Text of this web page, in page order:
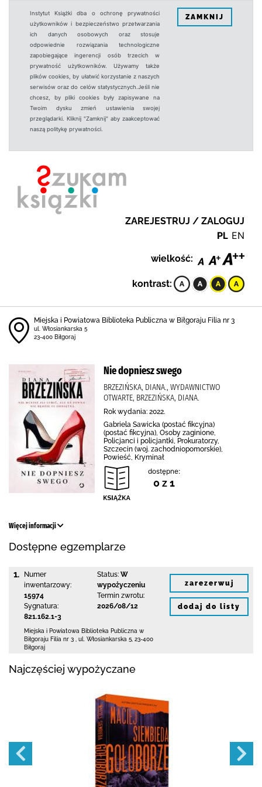
Instytut Książki dba o ochronę prywatności
użytkowników i bezpieczeństwo przetwarzania
ich danych osobowych oraz stosuje
odpowiednie rozwiązania technologiczne
zapobiegające ingerencji osób trzecich w
prywatność użytkowników. Używamy także
plików cookies, by ułatwić korzystanie z naszych
serwisów oraz do celów statystycznych.Jeśli nie
chcesz, by pliki cookies były zapisywane na
Twoim dysku zmień ustawienia swojej
przeglądarki. Kliknij "Zamknij" aby zaakceptować
naszą politykę prywatności.
ZAMKNIJ
ZAREJESTRUJ / ZALOGUJ
PL EN
wielkość:
kontrast:
Miejska i Powiatowa Biblioteka Publiczna w Biłgoraju Filia nr 3
ul. Włosiankarska 5
23-400 Biłgoraj
Nie dopniesz swego
BRZEZIŃSKA, DIANA., WYDAWNICTWO
OTWARTE, BRZEZIŃSKA, DIANA.
Rok wydania: 2022.
Gabriela Sawicka (postać fikcyjna)
(postać fikcyjna), Osoby zaginione,
Policjanci i policjantki, Prokuratorzy,
Szczecin (woj. zachodniopomorskie),
Powieść, Kryminał
dostępne:
0 z 1
Więcej informacji
Dostępne egzemplarze
1.
Numer
inwentarzowy:
15974
Sygnatura:
821.162.1-3
Status: W
wypożyczeniu
Termin zwrotu:
2026/08/12
Miejska i Powiatowa Biblioteka Publiczna w
Biłgoraju Filia nr 3
ul. Włosiankarska 5 23-400
Biłgoraj
zarezerwuj
dodaj do listy
Najczęściej wypożyczane